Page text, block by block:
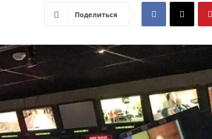
Поделиться